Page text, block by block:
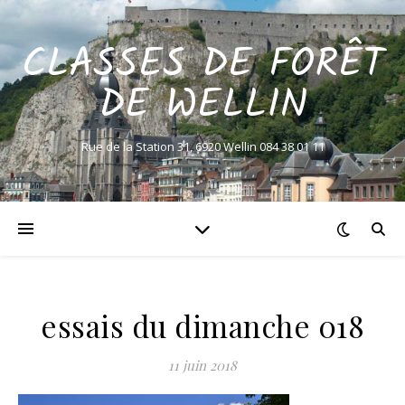
CLASSES DE FORÊT
DE WELLIN
Rue de la Station 31, 6920 Wellin 084 38 01 11
essais du dimanche 018
11 juin 2018